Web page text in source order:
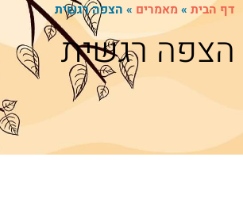
דף הבית » מאמרים » הצפה רגשית
הצפה רגשית